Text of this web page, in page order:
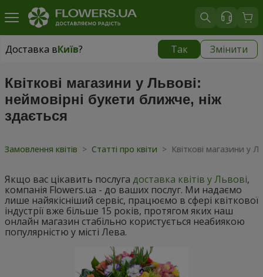
Доставка вКиїв? Так Змінити
Доставка вКиїв
Квіткові магазини у Львові:
неймовірні букети ближче, ніж
здається
Замовлення квітів > Статті про квіти > Квіткові магазини у
Якщо вас цікавить послуга доставка квітів у Львові,
компанія Flowers.ua - до ваших послуг. Ми надаємо
лише найякісніший сервіс, працюємо в сфері квіткової
індустрії вже більше 15 років, протягом яких наш
онлайн магазин стабільно користується неабиякою
популярністю у місті Лева.